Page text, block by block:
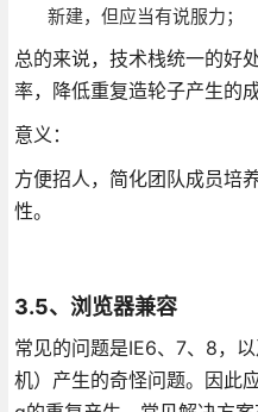
新建，但应当有说服力；
总的来说，技术栈统一的好
率，降低重复造轮子产生的成
意义：
方便招人，简化团队成员培
性。
3.5、浏览器兼容
常见的问题是IE6、7、8，
机）产生的奇怪问题。因此